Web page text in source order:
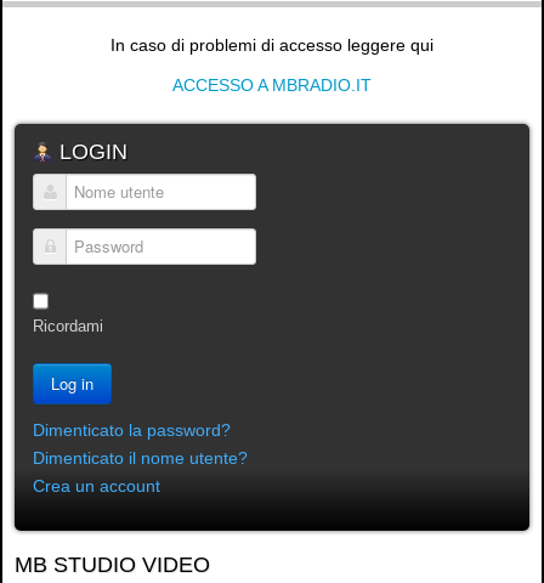
In caso di problemi di accesso leggere qui
ACCESSO A MBRADIO.IT
LOGIN
Nome utente
Password
Ricordami
Log in
Dimenticato la password?
Dimenticato il nome utente?
Crea un account
MB STUDIO VIDEO